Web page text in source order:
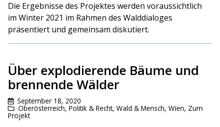
Die Ergebnisse des Projektes werden voraussichtlich
im Winter 2021 im Rahmen des Walddialoges
präsentiert und gemeinsam diskutiert.
Über explodierende Bäume und
brennende Wälder
September 18, 2020
Oberösterreich, Politik & Recht, Wald & Mensch, Wien, Zum
Projekt